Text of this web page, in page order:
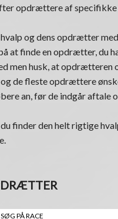
opdrættere af specifikke
og dens opdrætter
at finde en opdrætter, du
men husk, at opdrætteren
og de fleste opdrættere
an, før de indgår aftale
finder den helt rigtige